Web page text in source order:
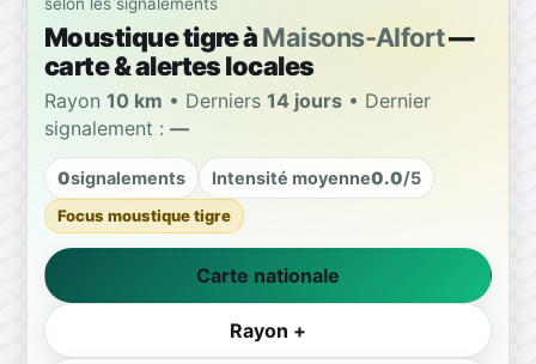
Moustique tigre àMaisons-Alfort—
carte & alertes locales
Rayon 10 km • Derniers 14 jours • Dernier
signalement : —
0signalements Intensité moyenne0.0/5
Focus moustique tigre
Carte nationale
Rayon +